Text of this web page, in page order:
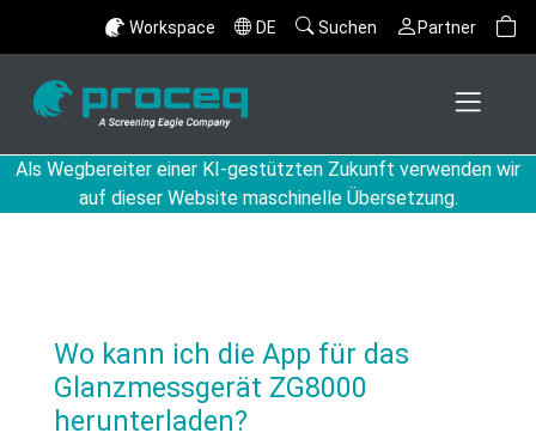
Workspace DE Suchen Partner
Als Wegbereiter einer KI-gestützten Zukunft verwenden wir
auf dieser Website maschinelle Übersetzung.
Wo kann ich die App für das
Glanzmessgerät ZG8000
herunterladen?